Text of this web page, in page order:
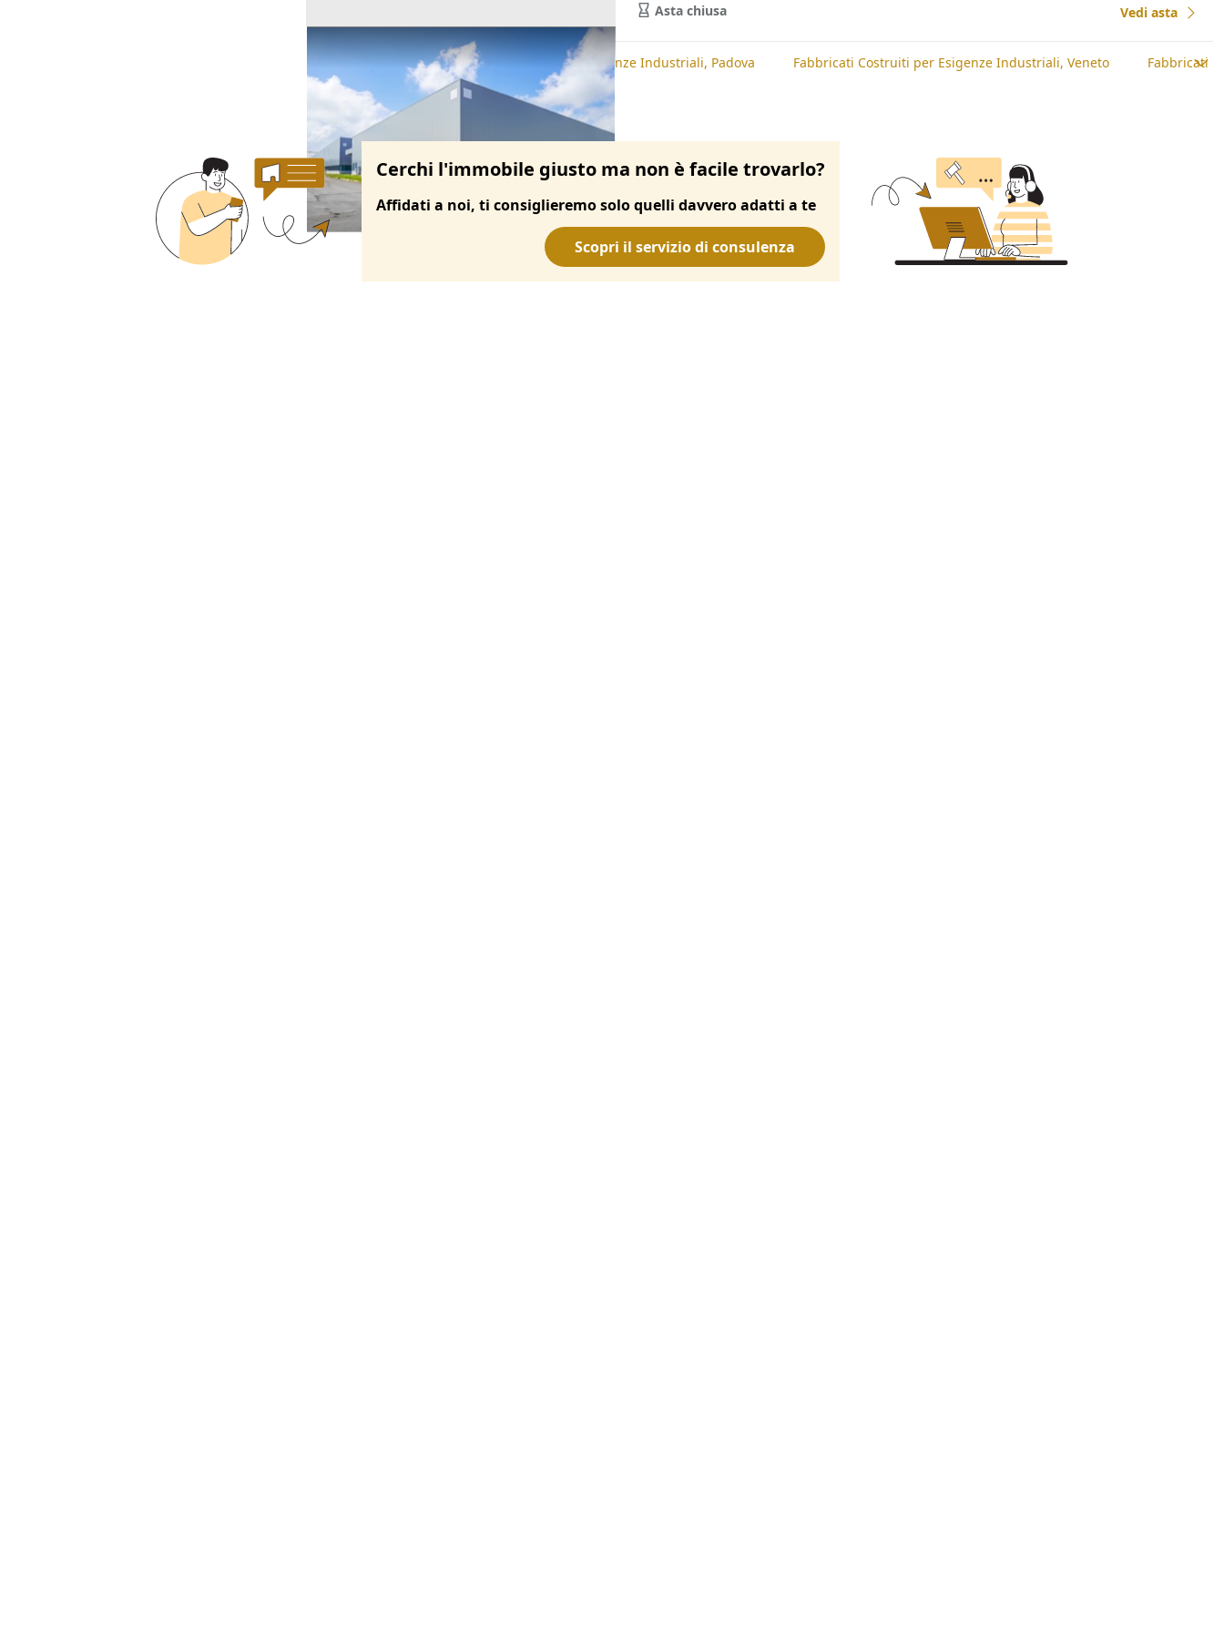
Asta chiusa Vedi asta
Ricerche correlate Fabbricati Costruiti per Esigenze Industriali, Padova Fabbricati Costruiti per Esigenze Industriali, Veneto Fabbricati
Cerchi l'immobile giusto ma non è facile trovarlo?
Affidati a noi, ti consiglieremo solo quelli davvero adatti a te
Scopri il servizio di consulenza